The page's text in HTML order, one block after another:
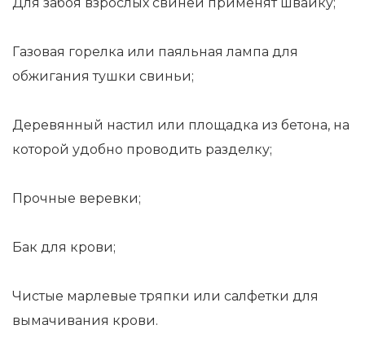
Газовая горелка или паяльная лампа для
обжигания тушки свиньи;
Деревянный настил или площадка из бетона, на
которой удобно проводить разделку;
Прочные веревки;
Бак для крови;
Чистые марлевые тряпки или салфетки для
вымачивания крови.